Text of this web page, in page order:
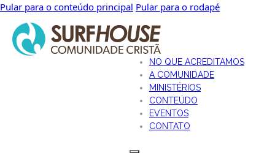
Pular para o conteúdo principal Pular para o rodapé
NO QUE ACREDITAMOS
A COMUNIDADE
MINISTÉRIOS
CONTEÚDO
EVENTOS
CONTATO